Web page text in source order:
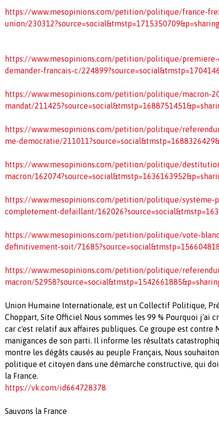
https://www.mesopinions.com/petition/politique/france-
union/
https://www.mesopinions.com/petition/politique/premiere-
demander-francais-c/
https://www.mesopinions.com/petition/politique/macron-
mandat/
https://www.mesopinions.com/petition/politique/
me-democratie/
https://www.mesopinions.com/petition/politique/
macron/
https://www.mesopinions.com/petition/politique/systeme-
completement-defaillant/
https://www.mesopinions.com/petition/politique/vote-
definitivement-soit/
https://www.mesopinions.com/petition/politique/
macron/
Union Humaine Internationale, est un Collectif Politique,
Choppart, Site Officiel Nous sommes les 99 % Pourquoi j'ai
car c'est relatif aux affaires publiques. Ce groupe est contre
manigances de son parti. Il informe les résultats
montre les dégâts causés au peuple Français, Nous
politique et citoyen dans une démarche constructive, qui
la France.
https://vk.com/id664728378
Sauvons la France